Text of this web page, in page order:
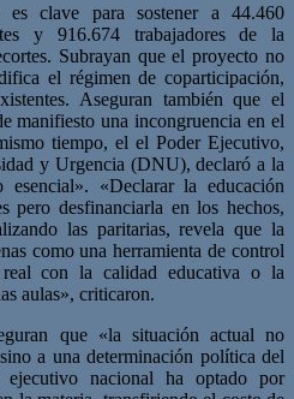
es clave para sostener a 44.460
y 916.674 trabajadores de la
Subrayan que el proyecto no
el régimen de coparticipación,
Aseguran también que el
manifiesto una incongruencia en el
tiempo, el el Poder Ejecutivo,
y Urgencia (DNU), declaró a la
«Declarar la educación
pero desfinanciarla en los hechos,
las paritarias, revela que la
como una herramienta de control
con la calidad educativa o la
aulas», criticaron.
que «la situación actual no
a una determinación política del
nacional ha optado por